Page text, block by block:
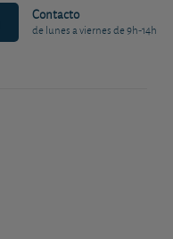
Contacto
de lunes a viernes de 9h-14h